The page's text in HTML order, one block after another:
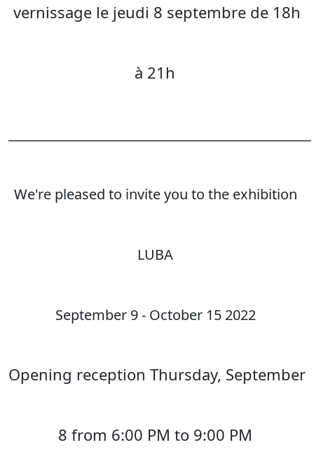
vernissage le jeudi 8 septembre de 18h
à 21h
We're pleased to invite you to the exhibition
LUBA
September 9 - October 15 2022
Opening reception Thursday, September
8 from 6:00 PM to 9:00 PM